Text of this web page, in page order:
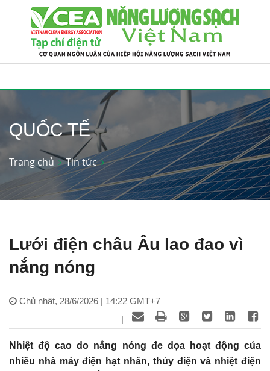
QUỐC TẾ
Trang chủ Tin tức
Lưới điện châu Âu lao đao vì
nắng nóng
Chủ nhật, 28/6/2026 | 14:22 GMT+7
|
Nhiệt độ cao do nắng nóng đe dọa hoạt động của
nhiều nhà máy điện hạt nhân, thủy điện và nhiệt điện